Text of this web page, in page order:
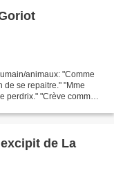
animaux: "Comme
de se repaitre." "Mme
perdrix." "Crève comme
de La